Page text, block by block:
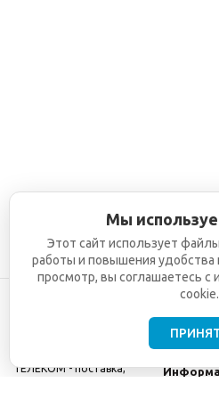
ТЕЛЕКОМ - поставка,
Мы
Этот сайт использует
работы и повышения
просмотр, вы соглашаетесь с
cookie.